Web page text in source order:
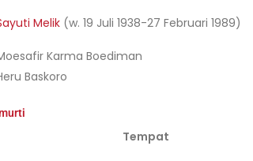
Melik (w. 19 Juli 1938-27 Februari 1989)
Karma Boediman
Baskoro
Tempat